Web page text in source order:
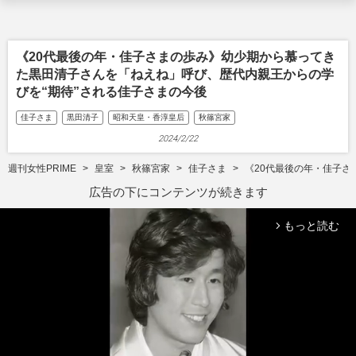
《20代最後の年・佳子さまの歩み》幼少期から慕ってき
た黒田清子さんを「ねえね」呼び、歴代内親王からの学
びを“期待”される佳子さまの今後
佳子さま 黒田清子 昭和天皇・香淳皇后 秋篠宮家
2024/2/22
週刊女性PRIME 皇室 秋篠宮家 佳子さま 《20代最後の年・佳子
広告の下にコンテンツが続きます
arrow_forward_ios もっと読む